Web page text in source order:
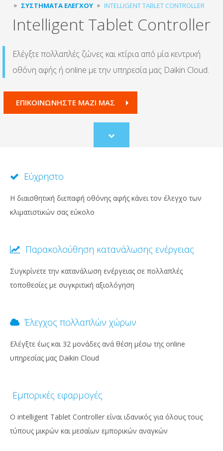
ΣΥΣΤΉΜΑΤΑ ΕΛΈΓΧΟΥ
INTELLIGENT TABLET CONTROLLER
Intelligent Tablet Controller
Ελέγξτε πολλαπλές ζώνες και κτίρια από μία κεντρική
οθόνη αφής ή online με την υπηρεσία μας Daikin Cloud.
ΕΠΙΚΟΙΝΩΝΗΣΤΕ ΜΑΖΙ ΜΑΣ
Scroll
to
Εύχρηστο
Η διαισθητική διεπαφή οθόνης αφής κάνει τον έλεγχο των
κλιματιστικών σας εύκολο
Παρακολούθηση κατανάλωσης ενέργειας
Συγκρίνετε την κατανάλωση ενέργειας σε πολλαπλές
τοποθεσίες με συγκριτική αξιολόγηση
Έλεγχος πολλαπλών χώρων
Ελέγξτε έως και 32 μονάδες ανά θέση μέσω της online
υπηρεσίας μας Daikin Cloud
Εμπορικές εφαρμογές
Ο intelligent Tablet Controller είναι ιδανικός για όλους τους
τύπους μικρών και μεσαίων εμπορικών αναγκών